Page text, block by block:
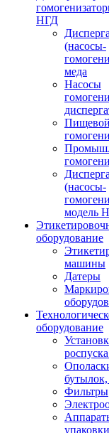
НГД
(насосы-
меда
Насосы
Пищевой
(насосы-
модель
оборудование
машины
Датеры
оборудование
Фильтры
упаковки